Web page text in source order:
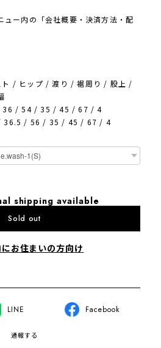
ー内の「会社概要・決済方法・配
/ ヒップ / 渡り / 裾周り / 股上 /
36 / 54 / 35 / 45 / 67 / 4
36.5 / 56 / 35 / 45 / 67 / 4
shipping available
Sold out
お住まいの方向け
LINE Facebook
通報する